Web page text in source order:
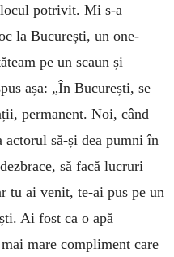
potrivit. Mi s-a
la București, un one-
pe un scaun și
așa: „În București, se
permanent. Noi, când
actorul să-și dea pumni în
să facă lucruri
tu ai venit, te-ai pus pe un
Ai fost ca o apă
mare compliment care